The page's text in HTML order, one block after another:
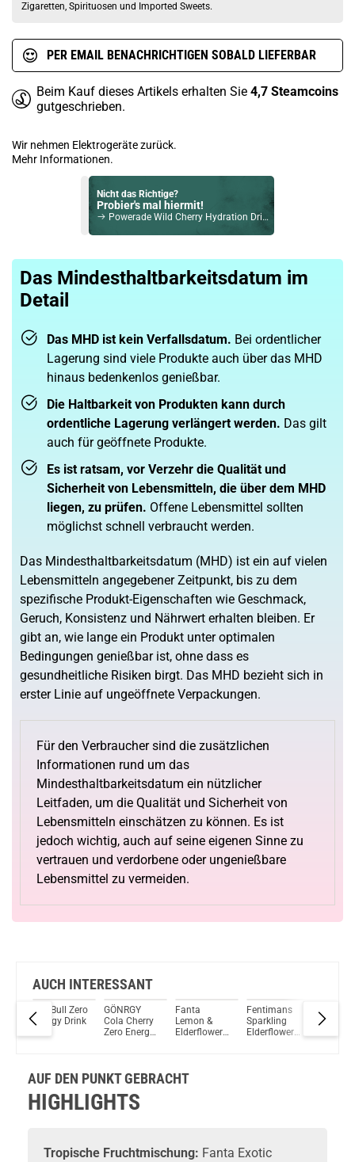
Zigaretten, Spirituosen und Imported Sweets.
PER EMAIL BENACHRICHTIGEN SOBALD LIEFERBAR
Beim Kauf dieses Artikels erhalten Sie 4,7 Steamcoins
gutgeschrieben.
Wir nehmen Elektrogeräte zurück.
Mehr Informationen.
Nicht das Richtige?
Probier's mal hiermit!
Powerade Wild Cherry Hydration Drink 500ml
Milka Choco Sticks 112g
HorizonTech Magico 6,5ml Pod Rainbow
Das Mindesthaltbarkeitsdatum im
Detail
Das MHD ist kein Verfallsdatum. Bei ordentlicher
Lagerung sind viele Produkte auch über das MHD
hinaus bedenkenlos genießbar.
Die Haltbarkeit von Produkten kann durch
ordentliche Lagerung verlängert werden. Das gilt
auch für geöffnete Produkte.
Es ist ratsam, vor Verzehr die Qualität und
Sicherheit von Lebensmitteln, die über dem MHD
liegen, zu prüfen. Offene Lebensmittel sollten
möglichst schnell verbraucht werden.
Das Mindesthaltbarkeitsdatum (MHD) ist ein auf vielen
Lebensmitteln angegebener Zeitpunkt, bis zu dem
spezifische Produkt-Eigenschaften wie Geschmack,
Geruch, Konsistenz und Nährwert erhalten bleiben. Er
gibt an, wie lange ein Produkt unter optimalen
Bedingungen genießbar ist, ohne dass es
gesundheitliche Risiken birgt. Das MHD bezieht sich in
erster Linie auf ungeöffnete Verpackungen.
Für den Verbraucher sind die zusätzlichen
Informationen rund um das
Mindesthaltbarkeitsdatum ein nützlicher
Leitfaden, um die Qualität und Sicherheit von
Lebensmitteln einschätzen zu können. Es ist
jedoch wichtig, auch auf seine eigenen Sinne zu
vertrauen und verdorbene oder ungenießbare
Lebensmittel zu vermeiden.
AUCH INTERESSANT
Red Bull Zero
Energy Drink
GÖNRGY
Cola Cherry
Zero Energy
Fanta
Lemon &
Elderflower
Fentimans
Sparkling
Elderflower
Pepsi
AUF DEN PUNKT GEBRACHT
HIGHLIGHTS
Tropische Fruchtmischung: Fanta Exotic